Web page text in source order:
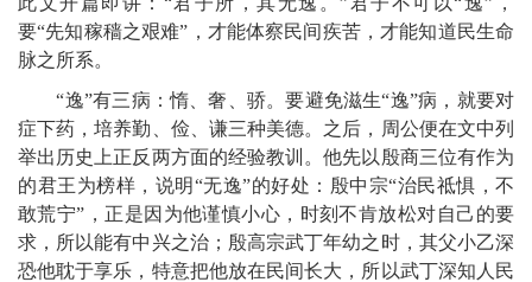
要“先知稼穑之艰难”，才能体察民间疾苦，才能知道民生命
脉之所系。
“逸”有三病：惰、奢、骄。要避免滋生“逸”病，就要对
症下药，培养勤、俭、谦三种美德。之后，周公便在文中列
举出历史上正反两方面的经验教训。他先以殷商三位有作为
的君王为榜样，说明“无逸”的好处：殷中宗“治民祗惧，不
敢荒宁”，正是因为他谨慎小心，时刻不肯放松对自己的要
求，所以能有中兴之治；殷高宗武丁年幼之时，其父小乙深
恐他耽于享乐，特意把他放在民间长大，所以武丁深知人民